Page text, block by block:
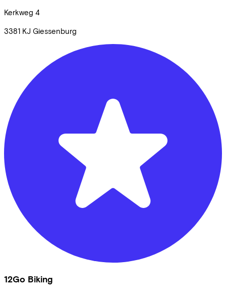
Kerkweg 4
3381 KJ Giessenburg
12Go Biking